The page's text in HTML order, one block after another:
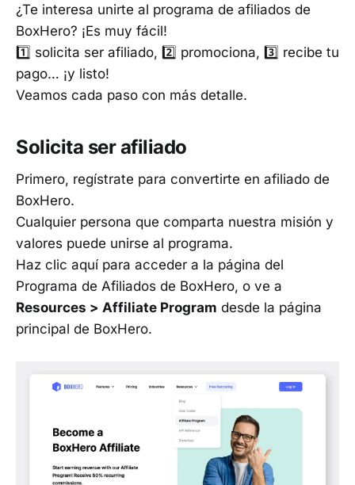
¿Te interesa unirte al programa de afiliados de
BoxHero? ¡Es muy fácil!
1️⃣ solicita ser afiliado, 2️⃣ promociona, 3️⃣ recibe tu
pago… ¡y listo!
Veamos cada paso con más detalle.
Solicita ser afiliado
Primero, regístrate para convertirte en afiliado de
BoxHero.
Cualquier persona que comparta nuestra misión y
valores puede unirse al programa.
Haz clic aquí para acceder a la página del
Programa de Afiliados de BoxHero, o ve a
Resources > Affiliate Program desde la página
principal de BoxHero.